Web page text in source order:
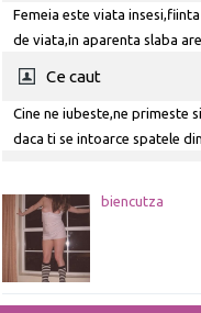
Femeia este viata
de viata,in aparenta slaba
greutatilor vietii,cu o forta
Ce caut
Cine ne iubeste,ne primeste
daca ti se intoarce spatele
biencutza